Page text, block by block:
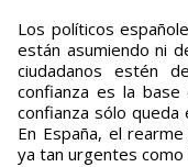
Los políticos
están asumiendo ni
ciudadanos estén
confianza es la
confianza sólo queda
En España, el
ya tan urgentes como